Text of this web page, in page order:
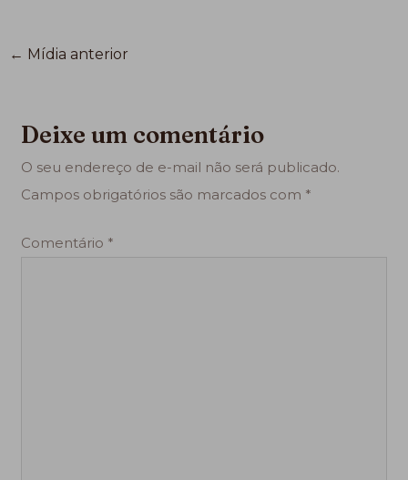
← Mídia anterior
Deixe um comentário
O seu endereço de e-mail não será publicado.
Campos obrigatórios são marcados com *
Comentário *